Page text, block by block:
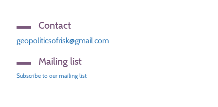
Contact
geopoliticsofrisk@gmail.com
Mailing list
Subscribe to our mailing list